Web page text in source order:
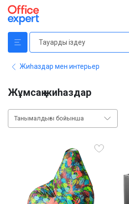
Жиһаздар мен интерьер
Жұмсақ жиһаздар
Танымалдығы бойынша